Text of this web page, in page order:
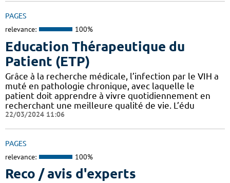
PAGES
relevance: 100%
Education Thérapeutique du
Patient (ETP)
Grâce à la recherche médicale, l’infection par le VIH a
muté en pathologie chronique, avec laquelle le
patient doit apprendre à vivre quotidiennement en
recherchant une meilleure qualité de vie. L’édu
22/03/2024 11:06
PAGES
relevance: 100%
Reco / avis d'experts